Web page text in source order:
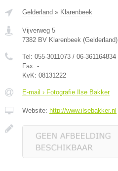
Gelderland » Klarenbeek
Vijverweg 5
7382 BV Klarenbeek (Gelderland)
Tel: 055-3011073 / 06-361164834
Fax: -
KvK: 08131222
E-mail › Fotografie Ilse Bakker
Website: http://www.ilsebakker.nl